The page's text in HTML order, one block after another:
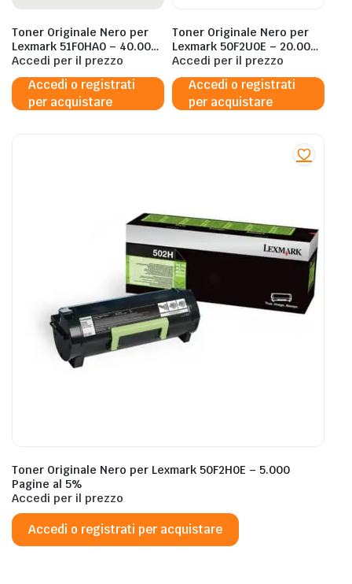
Toner Originale Nero per
Lexmark 51F0HA0 – 40.000
Pagine al 5%
Accedi per il prezzo
Accedi o registrati
per acquistare
Toner Originale Nero per
Lexmark 50F2U0E – 20.000
Pagine al 5%
Accedi per il prezzo
Accedi o registrati
per acquistare
Toner Originale Nero per Lexmark 50F2H0E – 5.000
Pagine al 5%
Accedi per il prezzo
Accedi o registrati per acquistare